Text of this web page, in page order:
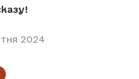
2024